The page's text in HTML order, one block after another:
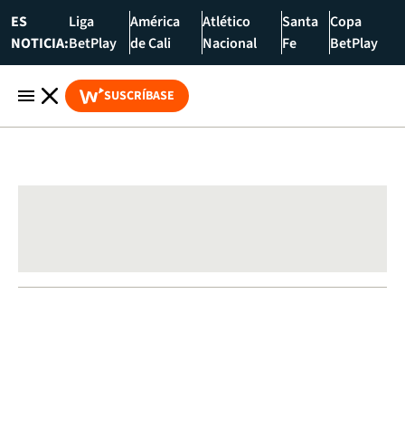
ES
NOTICIA:
Liga
BetPlay
América
de Cali
Atlético
Nacional
Santa
Fe
Copa
BetPlay
SUSCRÍBASE